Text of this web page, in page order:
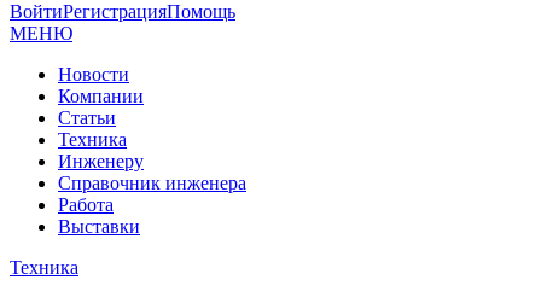
ВойтиРегистрацияПомощь
МЕНЮ
Новости
Компании
Статьи
Техника
Инженеру
Справочник инженера
Работа
Выставки
Техника